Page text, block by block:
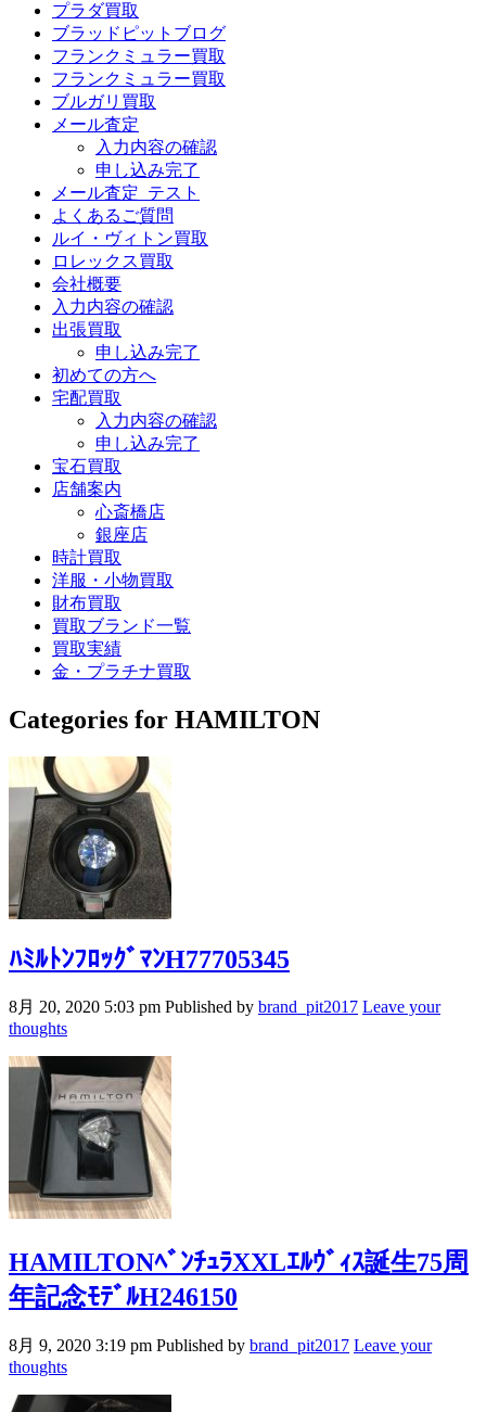
プラダ買取
ブラッドピットブログ
フランクミュラー買取
フランクミュラー買取
ブルガリ買取
メール査定
入力内容の確認
申し込み完了
メール査定_テスト
よくあるご質問
ルイ・ヴィトン買取
ロレックス買取
会社概要
入力内容の確認
出張買取
申し込み完了
初めての方へ
宅配買取
入力内容の確認
申し込み完了
宝石買取
店舗案内
心斎橋店
銀座店
時計買取
洋服・小物買取
財布買取
買取ブランド一覧
買取実績
金・プラチナ買取
Categories for HAMILTON
ﾊﾐﾙﾄﾝﾌﾛｯｸﾞﾏﾝH77705345
8月 20, 2020 5:03 pm Published by brand_pit2017 Leave your
thoughts
HAMILTONﾍﾞﾝﾁｭﾗXXLｴﾙｳﾞｨｽ誕生75周
年記念ﾓﾃﾞﾙH246150
8月 9, 2020 3:19 pm Published by brand_pit2017 Leave your
thoughts